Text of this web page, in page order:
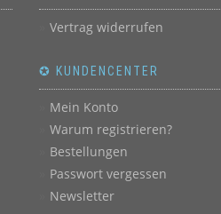
Vertrag widerrufen
✪ KUNDENCENTER
Mein Konto
Warum registrieren?
Bestellungen
Passwort vergessen
Newsletter